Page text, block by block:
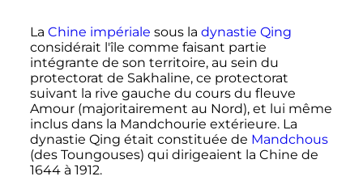
La Chine impériale sous la dynastie Qing
considérait l'île comme faisant partie
intégrante de son territoire, au sein du
protectorat de Sakhaline, ce protectorat
suivant la rive gauche du cours du fleuve
Amour (majoritairement au Nord), et lui même
inclus dans la Mandchourie extérieure. La
dynastie Qing était constituée de Mandchous
(des Toungouses) qui dirigeaient la Chine de
1644 à 1912.